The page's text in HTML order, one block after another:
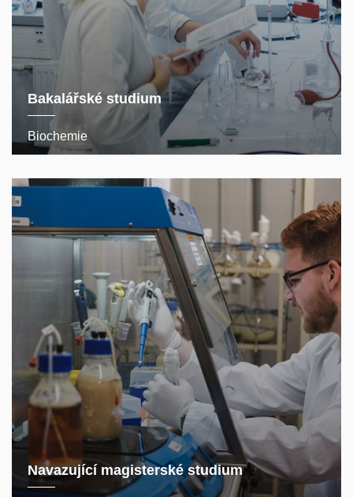
Bakalářské studium
Biochemie
Navazující magisterské studium